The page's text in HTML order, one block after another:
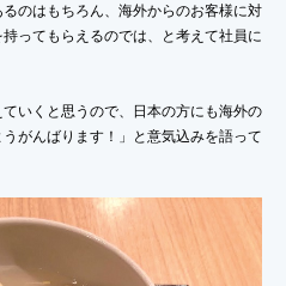
のはもちろん、海外からのお客様に対
ってもらえるのでは、と考えて社員に
いくと思うので、日本の方にも海外の
がんばります！」と意気込みを語って